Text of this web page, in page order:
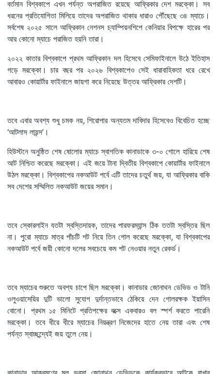
বর্তমান বিশ্বকাপে এখন পর্যন্ত অপরাজিত রয়েছে আফ্রিকার দেশ মরক্কো। সব
ধরনের প্রতিযোগিতা মিলিয়ে তাদের অপরাজিত থাকার ধারাও পৌঁছেছে ৩৪ ম্যাচে।
সর্বশেষ ২০২৫ সালে আফ্রিকান নেশনস চ্যাম্পিয়নশিপে কেনিয়ার বিপক্ষে হারের পর
আর কোনো ম্যাচে পরাজিত হয়নি তারা।
২০২২ কাতার বিশ্বকাপে প্রথম আফ্রিকান দল হিসেবে সেমিফাইনালে উঠে ইতিহাস
গড়ে মরক্কো। চার বছর পর ২০২৬ বিশ্বকাপেও সেই ধারাবাহিকতা ধরে রেখে
আবারও কোয়ার্টার ফাইনালে জায়গা করে নিয়েছে উত্তর আফ্রিকার দেশটি।
তবে এবার অবশ্য শুধু চমক নয়, শিরোপার অন্যতম দাবিদার হিসেবেও বিবেচিত হচ্ছে
‘আটলাস লায়ন্স’।
হিউস্টনে অনুষ্ঠিত শেষ ষোলোর ম্যাচে স্বাগতিক কানাডাকে ৩-০ গোলে হারিয়ে শেষ
আট নিশ্চিত করেছে মরক্কো। এই জয়ে টানা দ্বিতীয় বিশ্বকাপে কোয়ার্টার ফাইনালে
উঠল মরক্কো। বিশ্বকাপের নকআউট পর্বে এটি তাদের চতুর্থ জয়, যা আফ্রিকার বাকি
সব দেশের সম্মিলিত নকআউট জয়ের সমান।
তবে স্কোরলাইন যতটা স্বস্তিদায়ক, তাদের পারফরম্যান্স ঠিক ততটা স্বস্তির ছিল
না। পুরো ম্যাচে মাত্র পাঁচটি শট নিয়ে তিন গোল করেছে মরক্কো, যা বিশ্বকাপের
নকআউট পর্বে জয়ী কোনো দলের সবচেয়ে কম শট নেওয়ার নতুন রেকর্ড।
তবে ম্যাচের শুরুতে অবশ্য চাপে ছিল মরক্কো। কানাডার জোনাথন ডেভিড ও টানি
ওলুওয়াসেয়ির দুটি ভালো সুযোগ দুর্দান্তভাবে ঠেকিয়ে দেন গোলরক্ষক ইয়াসিন
বোনো। প্রথম ১৫ মিনিটে প্রতিপক্ষের বক্সে একবারও বল স্পর্শ করতে পারেনি
মরক্কো। তবে ধীরে ধীরে ম্যাচের নিয়ন্ত্রণ নিজেদের হাতে নেয় তারা এবং শেষ
পর্যন্ত স্বাচ্ছন্দ্যেই জয় তুলে নেয়।